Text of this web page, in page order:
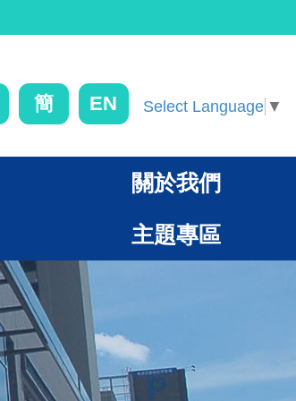
簡 EN Select Language ▼
關於我們
主題專區